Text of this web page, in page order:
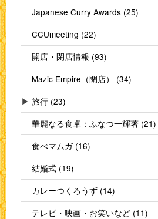
Japanese Curry Awards (25)
CCUmeeting (22)
開店・閉店情報 (93)
Mazic Empire（閉店） (34)
▶ 旅行 (23)
華麗なる食卓：ふなつ一輝著 (21)
食べマムガ (16)
結婚式 (19)
カレーつくろうず (14)
テレビ・映画・お笑いなど (11)